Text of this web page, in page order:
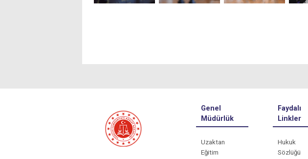
Genel
Müdürlük
Uzaktan
Eğitim
Faydalı
Linkler
Hukuk
Sözlüğü